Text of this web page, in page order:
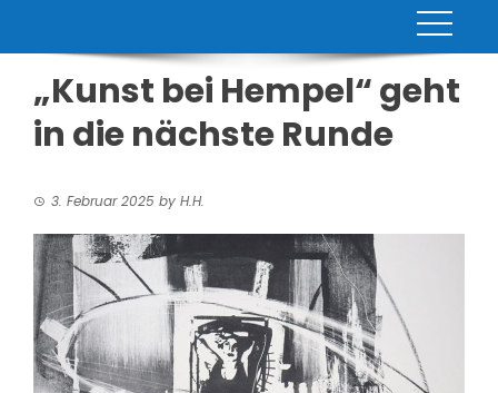
„Kunst bei Hempel“ geht
in die nächste Runde
3. Februar 2025 by H.H.